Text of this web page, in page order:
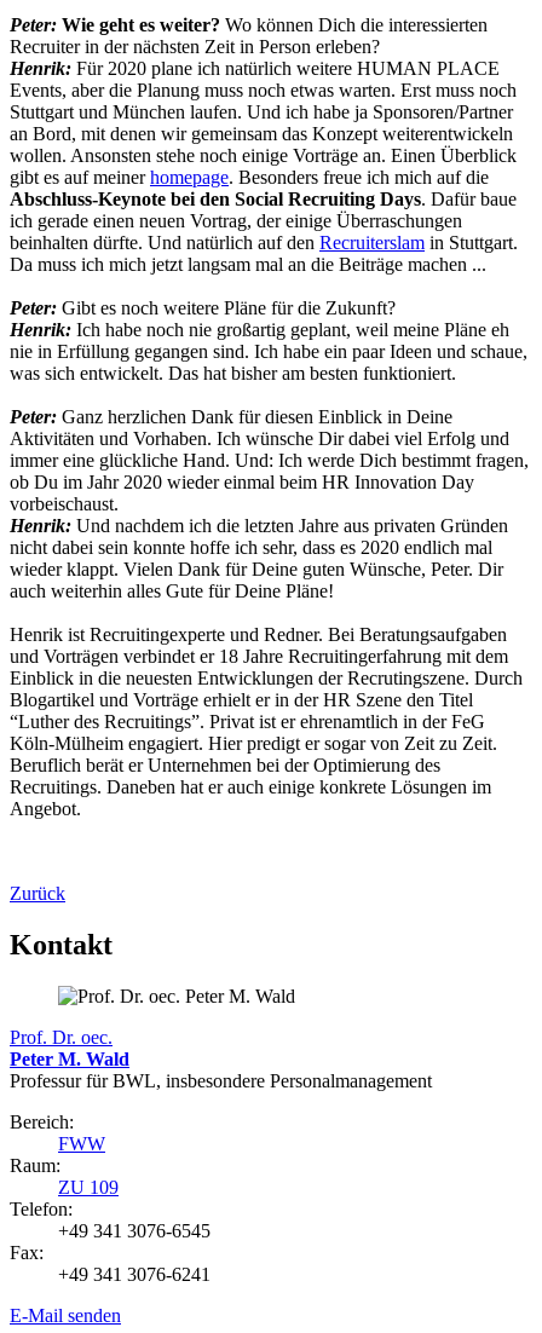
Peter: Wie geht es weiter? Wo können Dich die interessierten
Recruiter in der nächsten Zeit in Person erleben?
Henrik: Für 2020 plane ich natürlich weitere HUMAN PLACE
Events, aber die Planung muss noch etwas warten. Erst muss noch
Stuttgart und München laufen. Und ich habe ja Sponsoren/Partner
an Bord, mit denen wir gemeinsam das Konzept weiterentwickeln
wollen. Ansonsten stehe noch einige Vorträge an. Einen Überblick
gibt es auf meinerhomepage. Besonders freue ich mich auf die
Abschluss-Keynote bei den Social Recruiting Days. Dafür baue
ich gerade einen neuen Vortrag, der einige Überraschungen
beinhalten dürfte. Und natürlich auf den Recruiterslam in Stuttgart.
Da muss ich mich jetzt langsam mal an die Beiträge machen ...
Peter: Gibt es noch weitere Pläne für die Zukunft?
Henrik: Ich habe noch nie großartig geplant, weil meine Pläne eh
nie in Erfüllung gegangen sind. Ich habe ein paar Ideen und schaue,
was sich entwickelt. Das hat bisher am besten funktioniert.
Peter: Ganz herzlichen Dank für diesen Einblick in Deine
Aktivitäten und Vorhaben. Ich wünsche Dir dabei viel Erfolg und
immer eine glückliche Hand. Und: Ich werde Dich bestimmt fragen,
ob Du im Jahr 2020 wieder einmal beim HR Innovation Day
vorbeischaust.
Henrik: Und nachdem ich die letzten Jahre aus privaten Gründen
nicht dabei sein konnte hoffe ich sehr, dass es 2020 endlich mal
wieder klappt. Vielen Dank für Deine guten Wünsche, Peter. Dir
auch weiterhin alles Gute für Deine Pläne!
Henrik ist Recruitingexperte und Redner. Bei Beratungsaufgaben
und Vorträgen verbindet er 18 Jahre Recruitingerfahrung mit dem
Einblick in die neuesten Entwicklungen der Recrutingszene. Durch
Blogartikel und Vorträge erhielt er in der HR Szene den Titel
“Luther des Recruitings”. Privat ist er ehrenamtlich in der FeG
Köln-Mülheim engagiert. Hier predigt er sogar von Zeit zu Zeit.
Beruflich berät er Unternehmen bei der Optimierung des
Recruitings. Daneben hat er auch einige konkrete Lösungen im
Angebot.
Zurück
Kontakt
Prof. Dr. oec.
Peter M. Wald
Professur für BWL, insbesondere Personalmanagement
Bereich:
FWW
Raum:
ZU 109
Telefon:
+49 341 3076-6545
Fax:
+49 341 3076-6241
E-Mail senden